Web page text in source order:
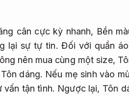
cân cực kỳ nhanh, Bền
lại sự tự tin. Đối với quần
nên mua cùng một size,
Tôn dáng. Nếu mẹ sinh vào
vấn tận tình. Ngược lại, Tôn